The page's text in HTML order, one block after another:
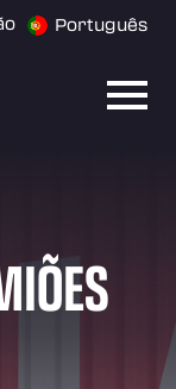
Português